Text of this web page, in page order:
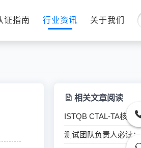
证指南 行业资讯 关于我们
相关文章阅读